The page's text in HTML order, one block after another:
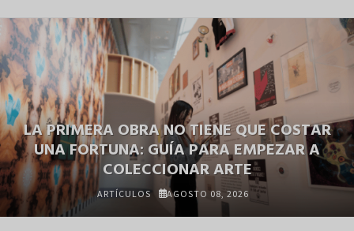
LIENZO AZUL PROFUNDO: ALFONSO CRUZ
Y LA VANGUARDIA DE LA PINTURA
SUBMARINA
ARTÍCULOS AGOSTO 07, 2026